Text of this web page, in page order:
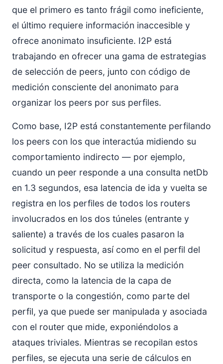
que el primero es tanto frágil como ineficiente,
el último requiere información inaccesible y
ofrece anonimato insuficiente. I2P está
trabajando en ofrecer una gama de estrategias
de selección de peers, junto con código de
medición consciente del anonimato para
organizar los peers por sus perfiles.
Como base, I2P está constantemente perfilando
los peers con los que interactúa midiendo su
comportamiento indirecto — por ejemplo,
cuando un peer responde a una consulta netDb
en 1.3 segundos, esa latencia de ida y vuelta se
registra en los perfiles de todos los routers
involucrados en los dos túneles (entrante y
saliente) a través de los cuales pasaron la
solicitud y respuesta, así como en el perfil del
peer consultado. No se utiliza la medición
directa, como la latencia de la capa de
transporte o la congestión, como parte del
perfil, ya que puede ser manipulada y asociada
con el router que mide, exponiéndolos a
ataques triviales. Mientras se recopilan estos
perfiles, se ejecuta una serie de cálculos en